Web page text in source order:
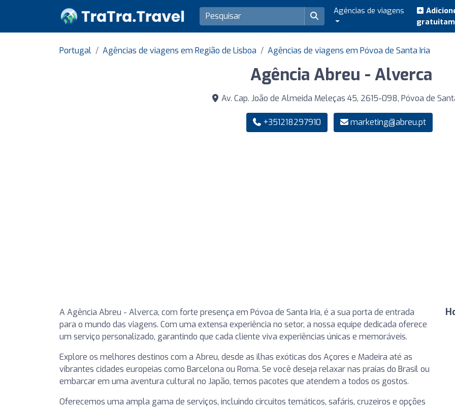
Agências de viagens
Portugal Agências de viagens em Região de Lisboa Agências de viagens em Póvoa de Santa Iria
Agência Abreu - Alverca
Av. Cap. João de Almeida Meleças 45, 2615-098, Póvoa de
+351218297910 marketing@abreu.pt
A Agência Abreu - Alverca, com forte presença em Póvoa de Santa Iria, é a sua porta de entrada
para o mundo das viagens. Com uma extensa experiência no setor, a nossa equipe dedicada oferece
um serviço personalizado, garantindo que cada cliente viva experiências únicas e memoráveis.
Explore os melhores destinos com a Abreu, desde as ilhas exóticas dos Açores e Madeira até as
vibrantes cidades europeias como Barcelona ou Roma. Se você deseja relaxar nas praias do Brasil ou
embarcar em uma aventura cultural no Japão, temos pacotes que atendem a todos os gostos.
Oferecemos uma ampla gama de serviços, incluindo circuitos temáticos, safáris, cruzeiros e opções